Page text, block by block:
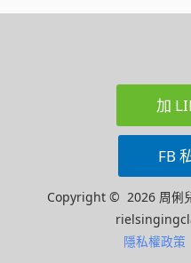
加
FB
Copyright © 2026 周俐
隱私權政策